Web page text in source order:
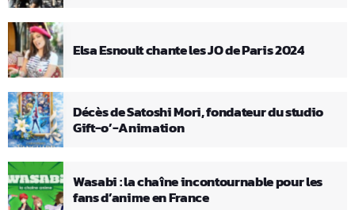
Elsa Esnoult chante les JO de Paris 2024
Décès de Satoshi Mori, fondateur du studio
Gift-o’-Animation
Wasabi : la chaîne incontournable pour les
fans d’anime en France